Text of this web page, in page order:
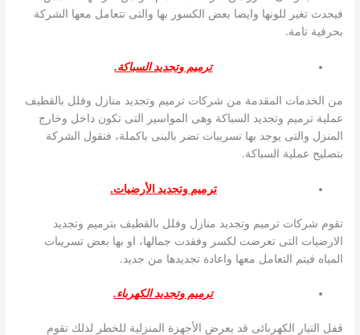
فيحدث تغير للونها وايضا بعض الكسور بها والتى تتعامل معها الشركة
بحرفية تامة.
ترميم وتجديد السباكة.
من الخدمات المقدمة من شركات ترميم وتجديد منازل وفلل بالقطيف
عملية ترميم وتجديد السباكة وهى المواسير التى تكون داخل وخارج
المنزل والتى يوجد بها تسريبات تضر بالبنى باكملة، فتقول الشركة
بتصليح عملية السباكة.
ترميم وتجديد الأرضيات.
تقوم شركات ترميم وتجديد منازل وفلل بالقطيف بترميم وتجديد
الارضيات التى تعرضت لكسر وفقدت جمالها، او بها بعض تسريبات
المياه فيتم التعامل معها واعادة تجديدها من جديد.
ترميم وتجديد الكهرباء.
قفل التيار الكهربائى قد يعرض الأجهزة المنزلية للخطر لذلك تقوم